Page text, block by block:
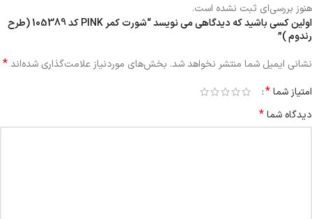
هنوز بررسی‌ای ثبت نشده است.
اولین کسی باشید که دیدگاهی می نویسد “شورت کمر PINK کد 105389 (طرح
رندوم )”
نشانی ایمیل شما منتشر نخواهد شد. بخش‌های موردنیاز علامت‌گذاری شده‌اند*
امتیاز شما*
دیدگاه شما*